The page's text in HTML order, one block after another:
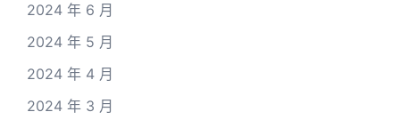
2024 年 6 月
2024 年 5 月
2024 年 4 月
2024 年 3 月